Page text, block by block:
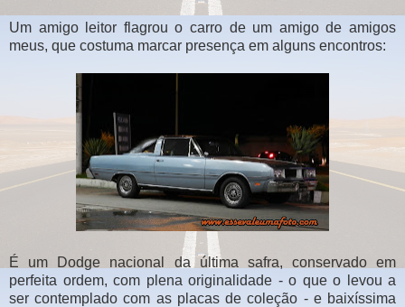
Um amigo leitor flagrou o carro de um amigo de amigos
meus, que costuma marcar presença em alguns encontros:
É um Dodge nacional da última safra, conservado em
perfeita ordem, com plena originalidade - o que o levou a
ser contemplado com as placas de coleção - e baixíssima